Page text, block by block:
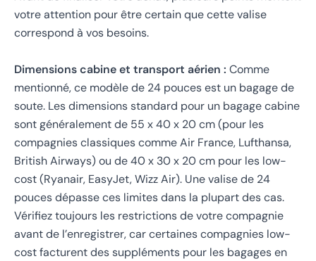
votre attention pour être certain que cette valise
correspond à vos besoins.
Dimensions cabine et transport aérien : Comme
mentionné, ce modèle de 24 pouces est un bagage de
soute. Les dimensions standard pour un bagage cabine
sont généralement de 55 x 40 x 20 cm (pour les
compagnies classiques comme Air France, Lufthansa,
British Airways) ou de 40 x 30 x 20 cm pour les low-
cost (Ryanair, EasyJet, Wizz Air). Une valise de 24
pouces dépasse ces limites dans la plupart des cas.
Vérifiez toujours les restrictions de votre compagnie
avant de l’enregistrer, car certaines compagnies low-
cost facturent des suppléments pour les bagages en